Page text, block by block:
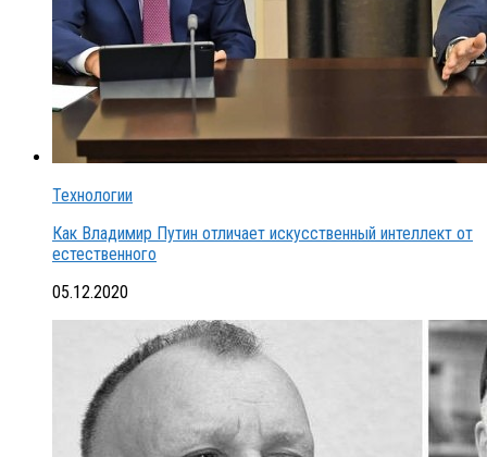
Технологии
Как Владимир Путин отличает искусственный интеллект от
естественного
05.12.2020